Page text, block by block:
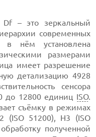
– это зеркальный
современных
нём установлена
размерами
имеет разрешение
детализацию 4928
сенсора
до 12800 единиц ISO.
съёмку в режимах
(ISO 51200), H3 (ISO
полученной